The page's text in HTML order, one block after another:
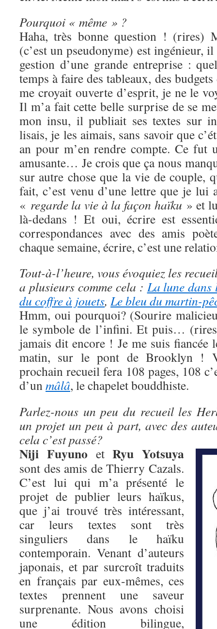
Pourquoi « même » ?
Haha, très bonne question ! (rires)
(c’est un pseudonyme) est ingénieur,
gestion d’une grande entreprise :
temps à faire des tableaux, des
me croyait ouverte d’esprit, je ne le
Il m’a fait cette belle surprise de se
mon insu, il publiait ses textes sur
lisais, je les aimais, sans savoir que
an pour m’en rendre compte. Ce fut
amusante… Je crois que ça nous
sur autre chose que la vie de couple,
fait, c’est venu d’une lettre que je
« regarde la vie à la façon haïku » et
là-dedans ! Et oui, écrire est
correspondances avec des amis
chaque semaine, écrire, c’est une
Tout-à-l’heure, vous évoquiez les
a plusieurs comme cela :La lune dans
du coffre à jouets,Le bleu du martin-
Hmm, oui pourquoi? (Sourire
le symbole de l’infini. Et puis…
jamais dit encore ! Je me suis fiancée
matin, sur le pont de Brooklyn !
prochain recueil fera 108 pages, 108
d’unmâlâ, le chapelet bouddhiste.
Parlez-nous un peu du recueil les
un projet un peu à part, avec des
cela c’est passé?
Niji Fuyuno etRyu Yotsuya
sont des amis de Thierry Cazals.
C’est lui qui m’a présenté le
projet de publier leurs haïkus,
que j’ai trouvé très intéressant,
car leurs textes sont très
singuliers dans le haïku
contemporain. Venant d’auteurs
japonais, et par surcroît traduits
en français par eux-mêmes, ces
textes prennent une saveur
surprenante. Nous avons choisi
une édition bilingue,